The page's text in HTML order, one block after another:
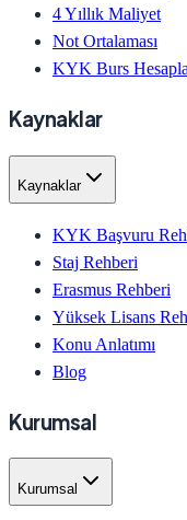
4 Yıllık Maliyet
Not Ortalaması
KYK Burs
Kaynaklar
Kaynaklar
KYK Başvuru
Staj Rehberi
Erasmus Rehberi
Yüksek Lisans
Konu Anlatımı
Blog
Kurumsal
Kurumsal